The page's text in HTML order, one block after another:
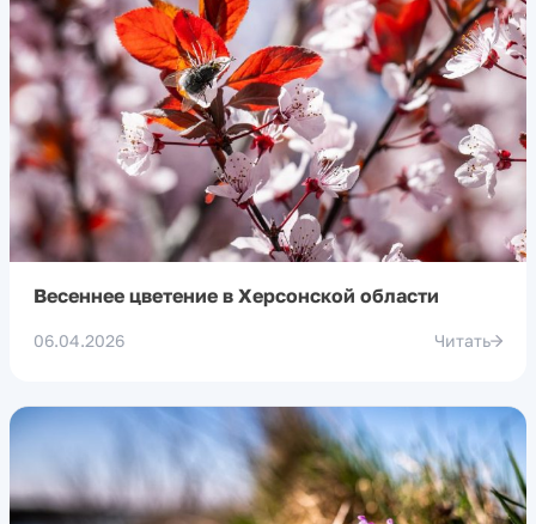
Весеннее цветение в Херсонской области
06.04.2026 Читать